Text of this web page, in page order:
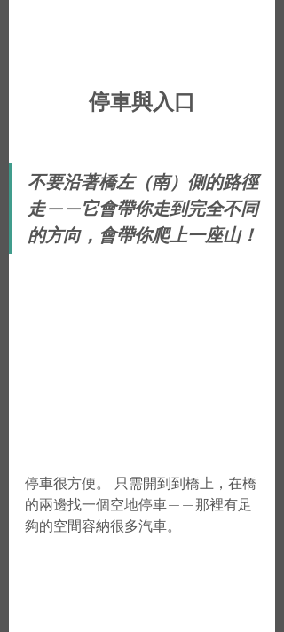
停車與入口
不要沿著橋左（南）側的路徑
走——它會帶你走到完全不同
的方向，會帶你爬上一座山！
停車很方便。 只需開到到橋上，在橋
的兩邊找一個空地停車——那裡有足
夠的空間容納很多汽車。